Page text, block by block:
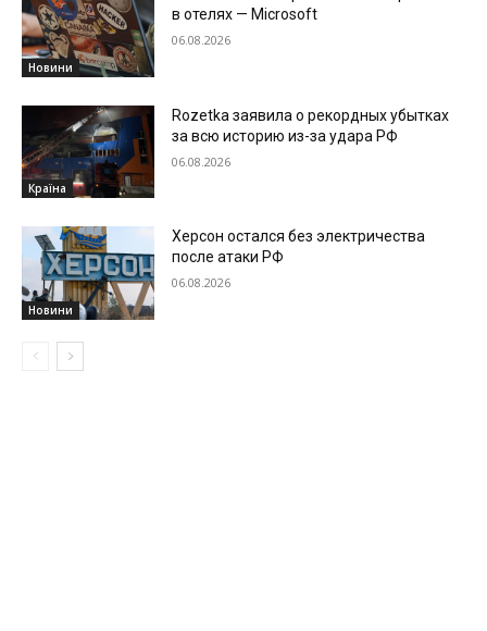
Новини
в отелях — Microsoft
06.08.2026
Країна
Rozetka заявила о рекордных убытках
за всю историю из-за удара РФ
06.08.2026
Новини
Херсон остался без электричества
после атаки РФ
06.08.2026